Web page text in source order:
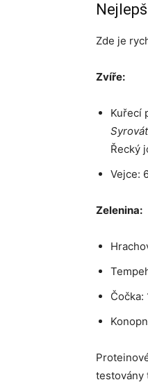
Zde je
Zvíře:
Kuřecí
Řecký
Vejce:
Zelenina:
Čočka:
testovány